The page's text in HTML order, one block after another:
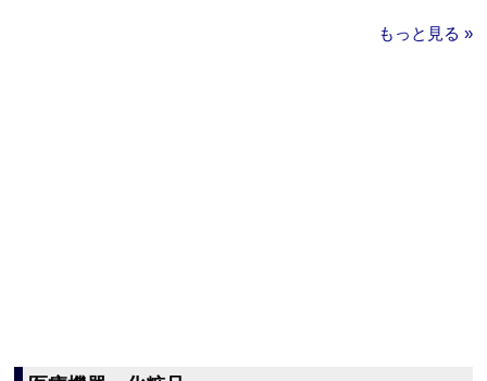
もっと見る »